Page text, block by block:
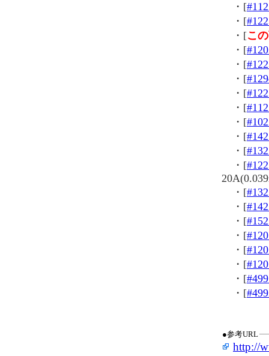
・[
・[
・[こ
・[
・[
・[
・[
・[
・[
・[
・[
・[
・[
・[
・[
・[
・[
・[
・[
・[
●参考URL
http://